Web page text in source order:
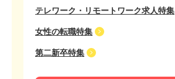
テレワーク・リモートワーク求人特集
女性の転職特集
第二新卒特集